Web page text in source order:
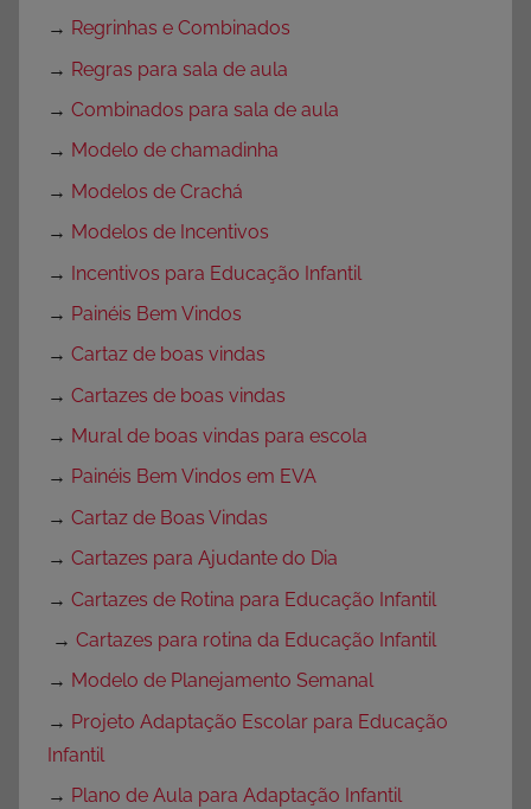
→ Regrinhas e Combinados
→ Regras para sala de aula
→ Combinados para sala de aula
→ Modelo de chamadinha
→ Modelos de Crachá
→ Modelos de Incentivos
→ Incentivos para Educação Infantil
→ Painéis Bem Vindos
→ Cartaz de boas vindas
→ Cartazes de boas vindas
→ Mural de boas vindas para escola
→ Painéis Bem Vindos em EVA
→ Cartaz de Boas Vindas
→ Cartazes para Ajudante do Dia
→ Cartazes de Rotina para Educação Infantil
→ Cartazes para rotina da Educação Infantil
→ Modelo de Planejamento Semanal
→ Projeto Adaptação Escolar para Educação
Infantil
→ Plano de Aula para Adaptação Infantil